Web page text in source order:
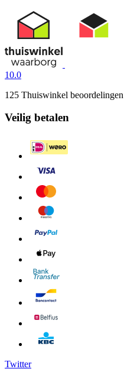
10.0
125 Thuiswinkel beoordelingen
Veilig betalen
Twitter